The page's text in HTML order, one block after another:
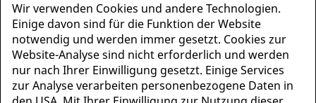
Wir verwenden Cookies und andere Technologien.
Einige davon sind für die Funktion der Website
notwendig und werden immer gesetzt. Cookies zur
Website-Analyse sind nicht erforderlich und werden
nur nach Ihrer Einwilligung gesetzt. Einige Services
zur Analyse verarbeiten personenbezogene Daten in